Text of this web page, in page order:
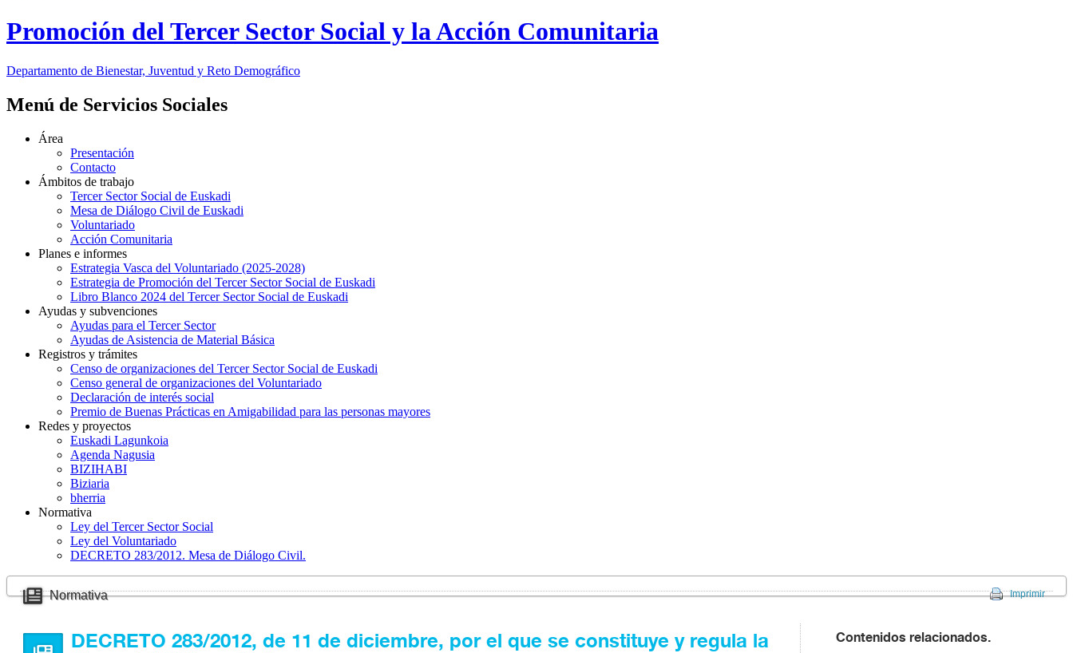
Promoción del Tercer Sector Social y la Acción Comunitaria
Departamento de Bienestar, Juventud y Reto Demográfico
Menú de Servicios Sociales
Área
Presentación
Contacto
Ámbitos de trabajo
Tercer Sector Social de Euskadi
Mesa de Diálogo Civil de Euskadi
Voluntariado
Acción Comunitaria
Planes e informes
Estrategia Vasca del Voluntariado (2025-2028)
Estrategia de Promoción del Tercer Sector Social de Euskadi
Libro Blanco 2024 del Tercer Sector Social de Euskadi
Ayudas y subvenciones
Ayudas para el Tercer Sector
Ayudas de Asistencia de Material Básica
Registros y trámites
Censo de organizaciones del Tercer Sector Social de Euskadi
Censo general de organizaciones del Voluntariado
Declaración de interés social
Premio de Buenas Prácticas en Amigabilidad para las personas mayores
Redes y proyectos
Euskadi Lagunkoia
Agenda Nagusia
BIZIHABI
Biziaria
bherria
Normativa
Ley del Tercer Sector Social
Ley del Voluntariado
DECRETO 283/2012. Mesa de Diálogo Civil.
Normativa Imprimir
DECRETO 283/2012, de 11 de diciembre, por el que se constituye y regula la
Contenidos relacionados.